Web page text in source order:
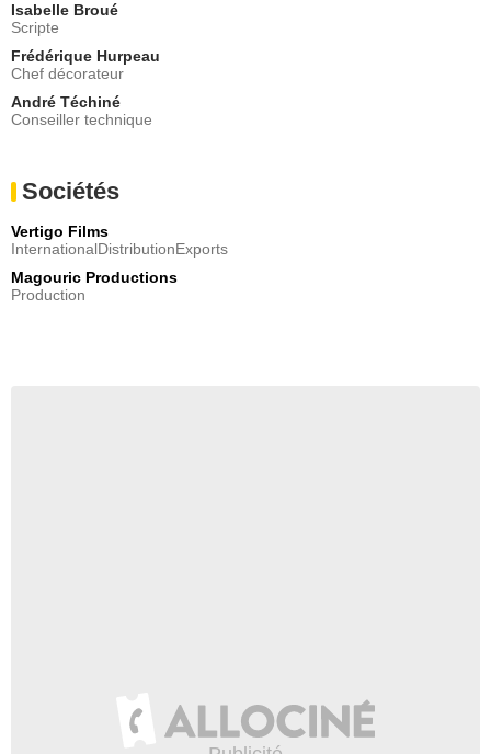
Isabelle Broué
Scripte
Frédérique Hurpeau
Chef décorateur
André Téchiné
Conseiller technique
Sociétés
Vertigo Films
InternationalDistributionExports
Magouric Productions
Production